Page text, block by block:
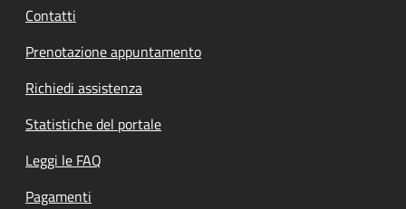
Contatti
Prenotazione appuntamento
Richiedi assistenza
Statistiche del portale
Leggi le FAQ
Pagamenti